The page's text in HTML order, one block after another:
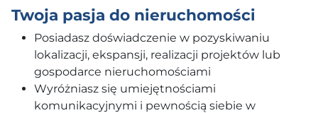
Twoja pasja do nieruchomości
Posiadasz doświadczenie w pozyskiwaniu
lokalizacji, ekspansji, realizacji projektów lub
gospodarce nieruchomościami
Wyróżniasz się umiejętnościami
komunikacyjnymi i pewnością siebie w